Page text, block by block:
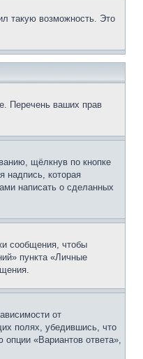
такую возможность. Это
Перечень ваших прав
щёлкнув по кнопке
надпись, которая
написать о сделанных
сообщения, чтобы
пункта «Личные
от
полях, убедившись, что
«Вариантов ответа»,